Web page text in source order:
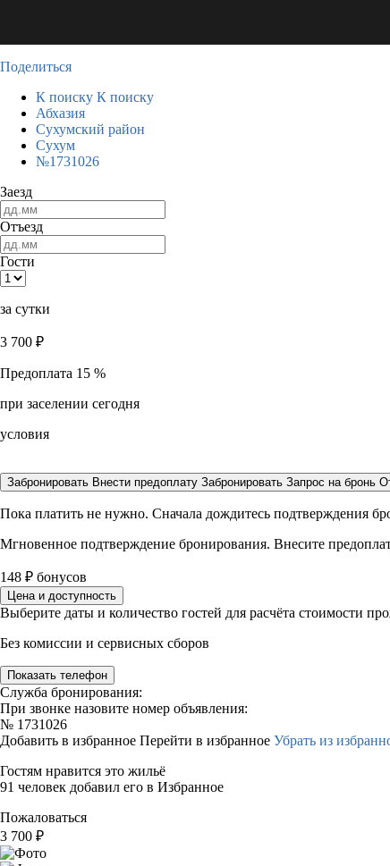
Поделиться
К поиску К поиску
Абхазия
Сухумский район
Сухум
№1731026
Заезд
Отъезд
Гости
за сутки
3 700 ₽
Предоплата 15 %
при заселении сегодня
условия
Забронировать Внести предоплату Забронировать Запрос на бронь
Пока платить не нужно. Сначала дождитесь подтверждения
Мгновенное подтверждение бронирования. Внесите
148 ₽ бонусов
Цена и доступность
Выберите даты и количество гостей для расчёта стоимости
Без комиссии и сервисных сборов
Показать телефон
Служба бронирования:
При звонке назовите номер объявления:
№ 1731026
Добавить в избранное Перейти в избранное Убрать из
Гостям нравится это жильё
91 человек добавил его в Избранное
Пожаловаться
3 700 ₽